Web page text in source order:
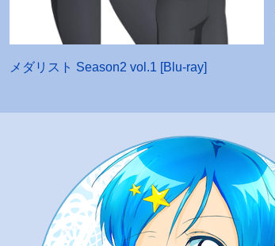
メダリスト Season2 vol.1 [Blu-ray]